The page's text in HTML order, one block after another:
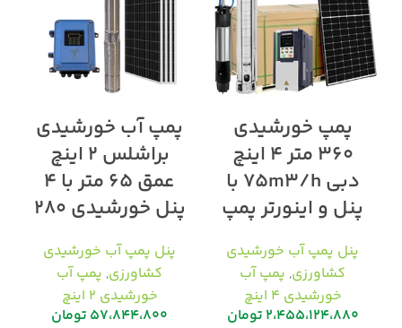
پمپ خورشیدی
۳۶۰ متر ۴ اینچ
دبی ۷۵m3/h با
پنل و اینورتر پمپ
پنل پمپ آب خورشیدی
کشاورزی, پمپ آب
خورشیدی ۴ اینچ
۲،۴۵۵،۱۲۴،۸۸۰ تومان
پمپ آب خورشیدی
براشلس ۲ اینچ
عمق ۶۵ متر با ۴
پنل خورشیدی ۲۸۰
پنل پمپ آب خورشیدی
کشاورزی, پمپ آب
خورشیدی ۲ اینچ
۵۷،۸۴۴،۸۰۰ تومان